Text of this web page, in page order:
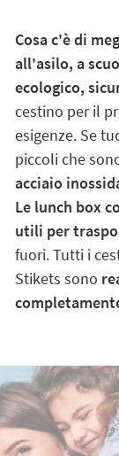
Cosa c'è di
all'asilo, a
ecologico,
cestino per il
esigenze. Se
piccoli che
acciaio
Le lunch box
utili per
fuori. Tutti i
Stikets sono